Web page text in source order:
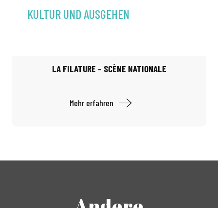
KULTUR UND AUSGEHEN
LA FILATURE – SCÈNE NATIONALE
Mehr erfahren